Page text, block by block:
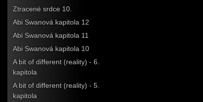
Ztracené srdce 10.
Abi Swanová kapitola 12
Abi Swanová kapitola 11
Abi Swanová kapitola 10
A bit of different (reality) - 6.
kapitola
A bit of different (reality) - 5.
kapitola